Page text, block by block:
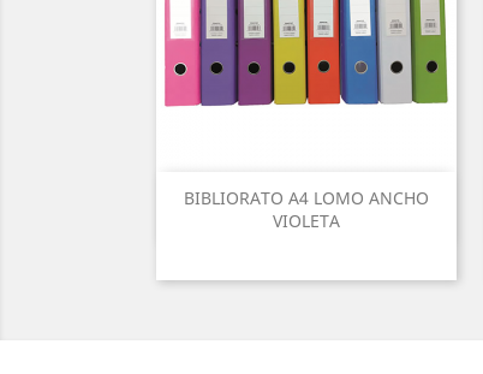
BIBLIORATO A4 LOMO ANCHO
VIOLETA